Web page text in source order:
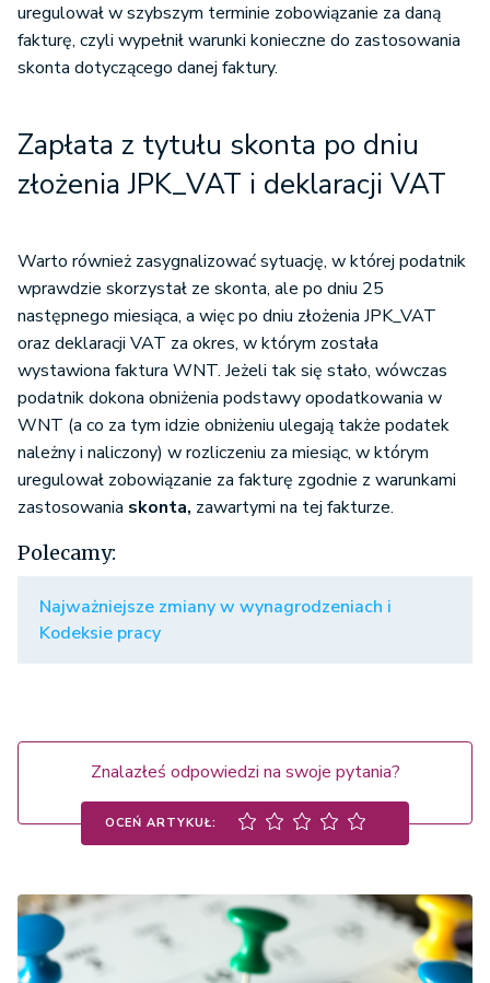
uregulował w szybszym terminie zobowiązanie za daną
fakturę, czyli wypełnił warunki konieczne do zastosowania
skonta dotyczącego danej faktury.
Zapłata z tytułu skonta po dniu
złożenia JPK_VAT i deklaracji VAT
Warto również zasygnalizować sytuację, w której podatnik
wprawdzie skorzystał ze skonta, ale po dniu 25
następnego miesiąca, a więc po dniu złożenia JPK_VAT
oraz deklaracji VAT za okres, w którym została
wystawiona faktura WNT. Jeżeli tak się stało, wówczas
podatnik dokona obniżenia podstawy opodatkowania w
WNT (a co za tym idzie obniżeniu ulegają także podatek
należny i naliczony) w rozliczeniu za miesiąc, w którym
uregulował zobowiązanie za fakturę zgodnie z warunkami
zastosowania skonta, zawartymi na tej fakturze.
Polecamy:
Najważniejsze zmiany w wynagrodzeniach i
Kodeksie pracy
Znalazłeś odpowiedzi na swoje pytania?
OCEŃ ARTYKUŁ: